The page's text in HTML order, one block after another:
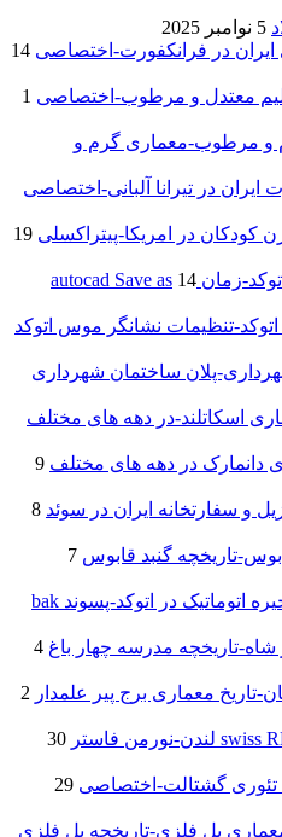
5 نوامبر 2025
در فرانکفورت-اختصاصی 14
اقلیم معتدل و مرطوب-اختصاصی 1
و مرطوب-معماری گرم و
در تیرانا آلبانی-اختصاصی
کودکان در امریکا-پیتراکسلی 19
14
تنظیمات نشانگر موس اتوکد
پلان ساختمان شهرداری
اسکاتلند-در دهه های مختلف
دانمارک در دهه های مختلف 9
و سفارتخانه ایران در سوئد 8
تاریخچه گنبد قابوس 7
فعال یا غیر فعال کردن ذخیره اتوماتیک در اتوکد-پسوند bak
تاریخچه مدرسه چهار باغ 4
تاریخ معماری برج پیر علمدار 2
30
تئوری گشتالت-اختصاصی 29
پل فلزی-تاریخچه پل فلزی